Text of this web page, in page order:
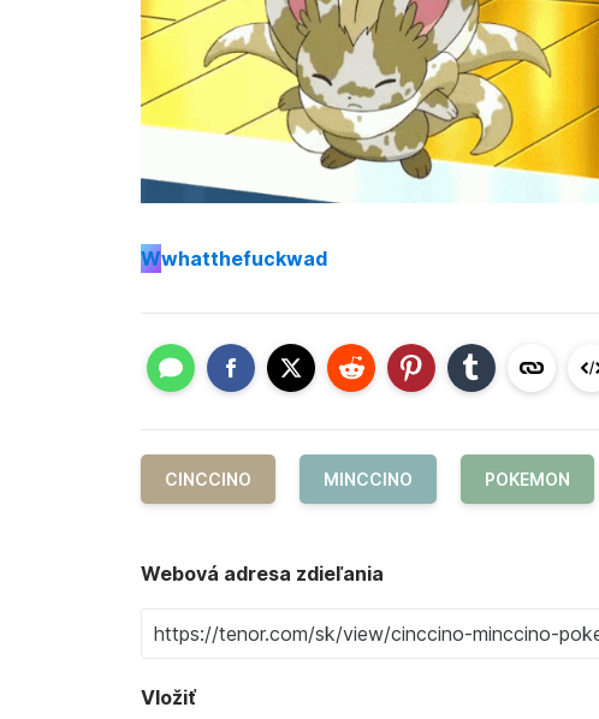
Wwhatthefuckwad
CINCCINO MINCCINO POKEMON
Webová adresa zdieľania
Vložiť